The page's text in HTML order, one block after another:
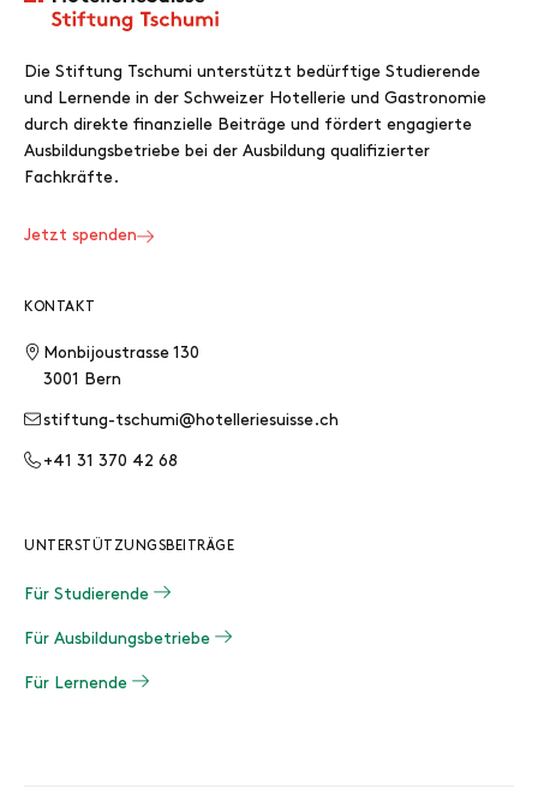
Die Stiftung Tschumi unterstützt bedürftige Studierende
und Lernende in der Schweizer Hotellerie und Gastronomie
durch direkte finanzielle Beiträge und fördert engagierte
Ausbildungsbetriebe bei der Ausbildung qualifizierter
Fachkräfte.
Jetzt spenden
KONTAKT
Monbijoustrasse 130
3001 Bern
stiftung-tschumi@hotelleriesuisse.ch
+41 31 370 42 68
UNTERSTÜTZUNGSBEITRÄGE
Für Studierende
Für Ausbildungsbetriebe
Für Lernende